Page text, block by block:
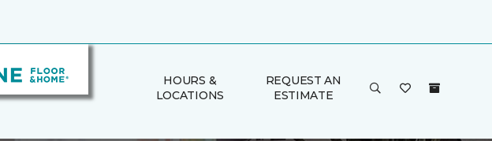
HOURS &
LOCATIONS
REQUEST AN
ESTIMATE